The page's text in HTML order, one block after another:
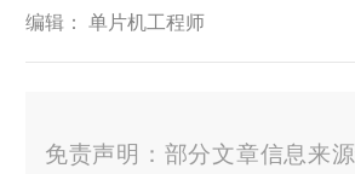
编辑： 单片机工程师
免责声明：部分文章信息来